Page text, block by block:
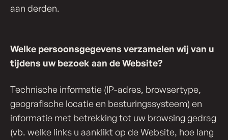
aan derden.
Welke per­soons­ge­ge­vens verzamelen wij van u
tijdens uw bezoek aan de Website?
Technische informatie (IP-adres, browsertype,
geografische locatie en besturingssysteem) en
informatie met betrekking tot uw browsing gedrag
(vb. welke links u aanklikt op de Website, hoe lang